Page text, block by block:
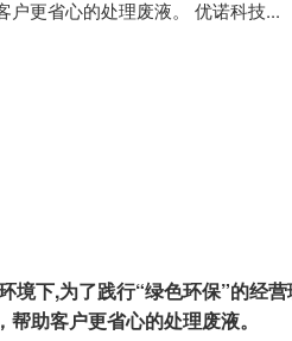
户更省心的处理废液。 优诺科技...
下,为了践行“绿色环保”的经
，帮助客户更省心的处理废液。